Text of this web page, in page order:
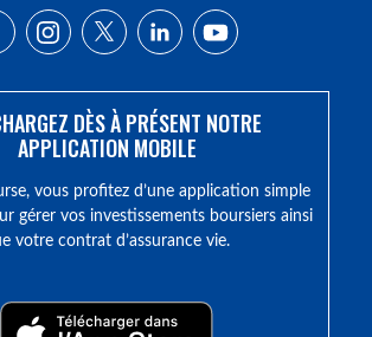
DÈS À PRÉSENT NOTRE
APPLICATION MOBILE
vous profitez d’une application simple
gérer vos investissements boursiers ainsi
votre contrat d’assurance vie.